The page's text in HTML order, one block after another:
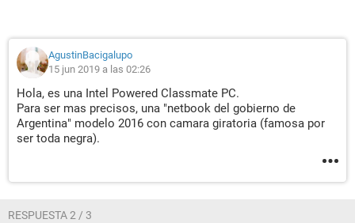
AgustinBacigalupo
15 jun 2019 a las 02:26
Hola, es una Intel Powered Classmate PC.
Para ser mas precisos, una "netbook del gobierno de
Argentina" modelo 2016 con camara giratoria (famosa por
ser toda negra).
RESPUESTA 2 / 3